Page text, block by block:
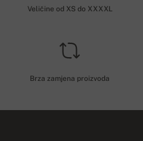
Veličine od XS do XXXXL
Brza zamjena proizvoda